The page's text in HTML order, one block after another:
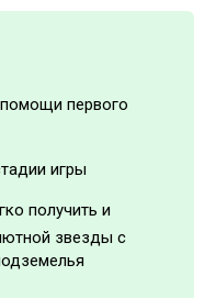
первого
игры
получить и
звезды с